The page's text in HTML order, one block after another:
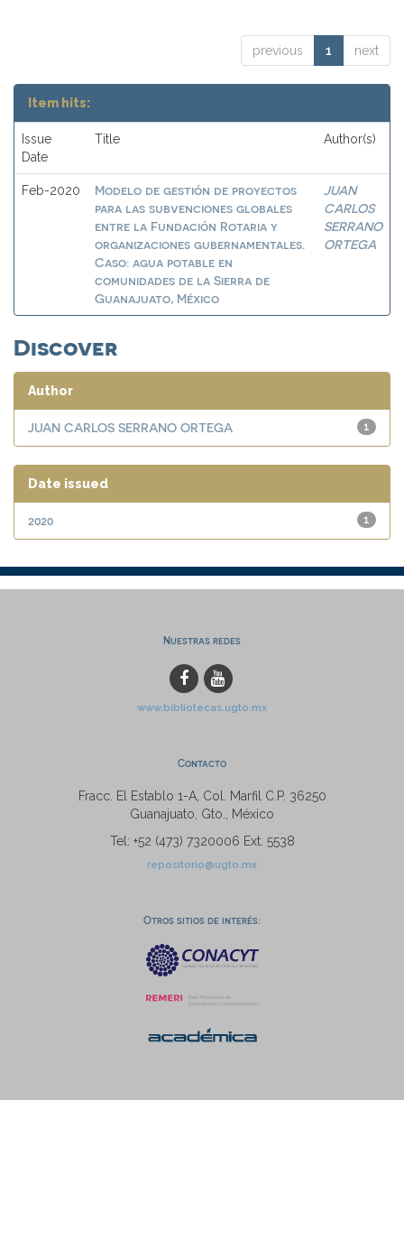
previous 1 next
Item hits:
Issue
Date
Title Author(s)
Feb-2020
Modelo de gestión de proyectos
para las subvenciones globales
entre la Fundación Rotaria y
organizaciones gubernamentales.
Caso: agua potable en
comunidades de la Sierra de
Guanajuato, México
JUAN
CARLOS
SERRANO
ORTEGA
Discover
Author
1
JUAN CARLOS SERRANO ORTEGA
Date issued
1
2020
Nuestras redes
www.bibliotecas.ugto.mx
Contacto
Fracc. El Establo 1-A, Col. Marfil C.P. 36250
Guanajuato, Gto., México
Tel: +52 (473) 7320006 Ext. 5538
repositorio@ugto.mx
Otros sitios de interés: